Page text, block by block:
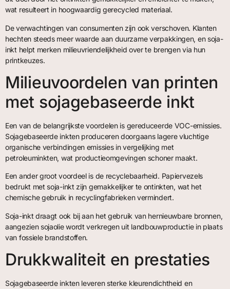
wat resulteert in hoogwaardig gerecycled materiaal.
De verwachtingen van consumenten zijn ook verschoven. Klanten
hechten steeds meer waarde aan duurzame verpakkingen, en soja-
inkt helpt merken milieuvriendelijkheid over te brengen via hun
printkeuzes.
Milieuvoordelen van printen
met sojagebaseerde inkt
Een van de belangrijkste voordelen is gereduceerde VOC-emissies.
Sojagebaseerde inkten produceren doorgaans lagere vluchtige
organische verbindingen emissies in vergelijking met
petroleuminkten, wat productieomgevingen schoner maakt.
Een ander groot voordeel is de recyclebaarheid. Papiervezels
bedrukt met soja-inkt zijn gemakkelijker te ontinkten, wat het
chemische gebruik in recyclingfabrieken vermindert.
Soja-inkt draagt ook bij aan het gebruik van hernieuwbare bronnen,
aangezien sojaolie wordt verkregen uit landbouwproductie in plaats
van fossiele brandstoffen.
Drukkwaliteit en prestaties
Sojagebaseerde inkten leveren sterke kleurendichtheid en